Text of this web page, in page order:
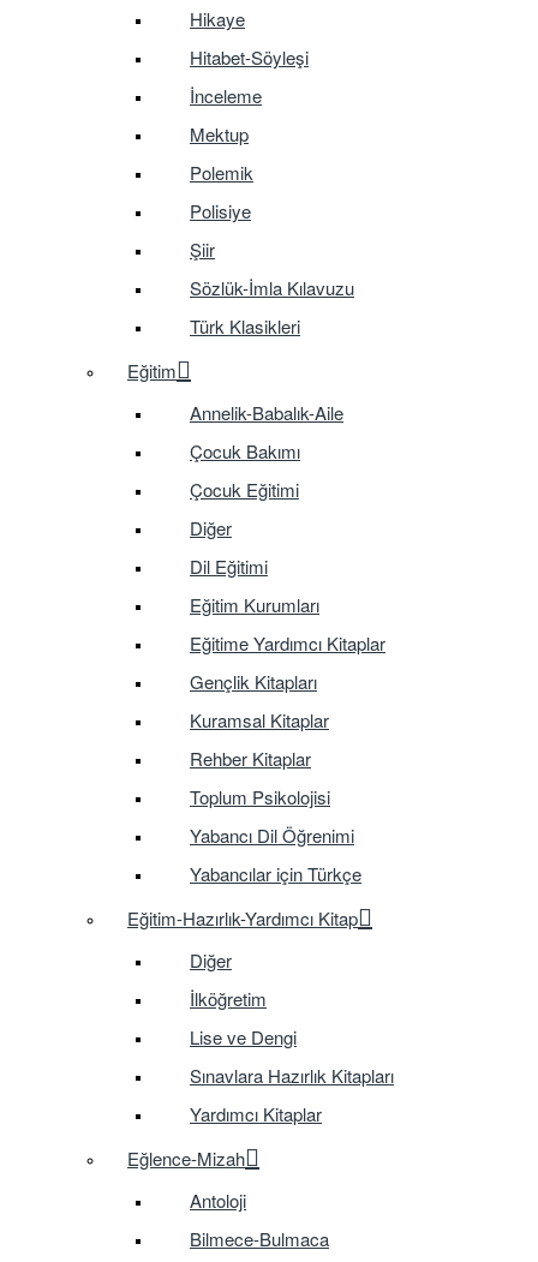
Hikaye
Hitabet-Söyleşi
İnceleme
Mektup
Polemik
Polisiye
Şiir
Sözlük-İmla Kılavuzu
Türk Klasikleri
Eğitim
Annelik-Babalık-Aile
Çocuk Bakımı
Çocuk Eğitimi
Diğer
Dil Eğitimi
Eğitim Kurumları
Eğitime Yardımcı Kitaplar
Gençlik Kitapları
Kuramsal Kitaplar
Rehber Kitaplar
Toplum Psikolojisi
Yabancı Dil Öğrenimi
Yabancılar için Türkçe
Eğitim-Hazırlık-Yardımcı Kitap
Diğer
İlköğretim
Lise ve Dengi
Sınavlara Hazırlık Kitapları
Yardımcı Kitaplar
Eğlence-Mizah
Antoloji
Bilmece-Bulmaca